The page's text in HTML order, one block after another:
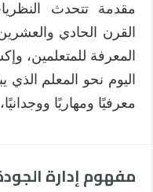
مقدمة تتحدث
القرن الحادي
المعرفة للمتعلمين،
اليوم نحو المعلم الذي
معرفيًا ومهاريًا
مفهوم إدارة